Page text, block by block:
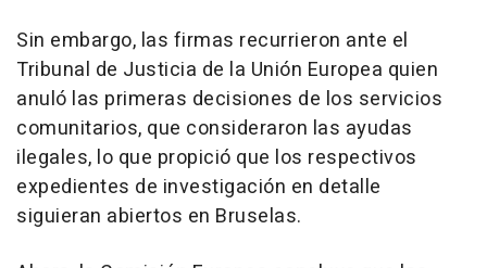
Sin embargo, las firmas recurrieron ante el
Tribunal de Justicia de la Unión Europea quien
anuló las primeras decisiones de los servicios
comunitarios, que consideraron las ayudas
ilegales, lo que propició que los respectivos
expedientes de investigación en detalle
siguieran abiertos en Bruselas.